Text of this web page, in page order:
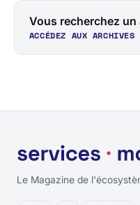
Vous recherchez
ACCÉDEZ AUX
Le Magazine de